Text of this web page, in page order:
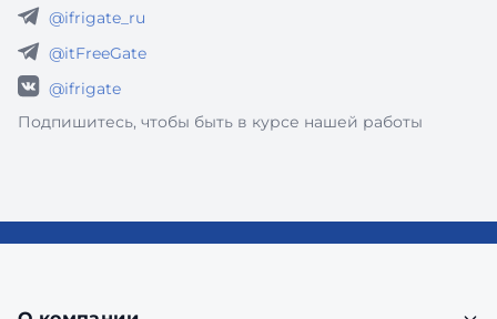
@ifrigate_ru
@itFreeGate
@ifrigate
Подпишитесь, чтобы быть в курсе нашей работы